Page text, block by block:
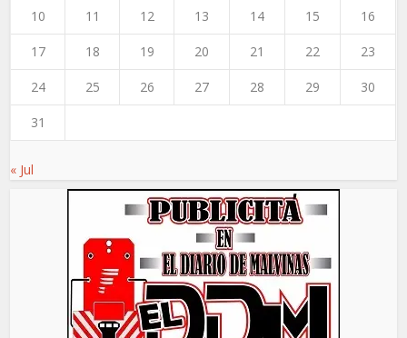
10 11 12 13 14 15 16
17 18 19 20 21 22 23
24 25 26 27 28 29 30
31
« Jul